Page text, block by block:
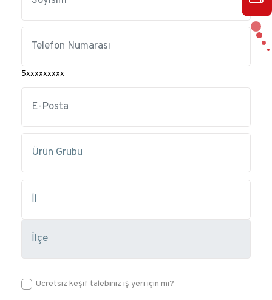
5xxxxxxxxx
Ücretsiz keşif talebiniz iş yeri için mi?